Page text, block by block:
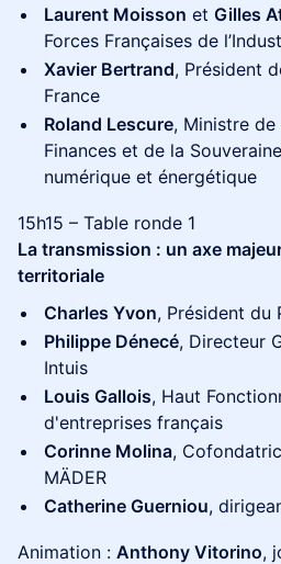
Laurent Moisson et Gilles
Forces Françaises de
Xavier Bertrand, Président
France
Roland Lescure, Ministre de
Finances et de la
numérique et énergétique
15h15 – Table ronde 1
La transmission : un axe
territoriale
Charles Yvon, Président du
Philippe Dénecé, Directeur
Intuis
Louis Gallois, Haut
d'entreprises français
Corinne Molina,
MÄDER
Catherine Guerniou,
Animation : Anthony Vitorino,